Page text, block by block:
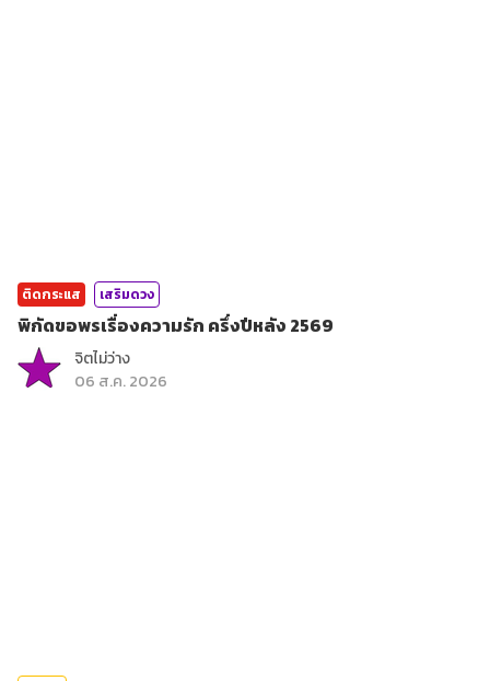
ติดกระแส เสริมดวง
พิกัดขอพรเรื่องความรัก ครึ่งปีหลัง 2569
จิตไม่ว่าง
06 ส.ค. 2026